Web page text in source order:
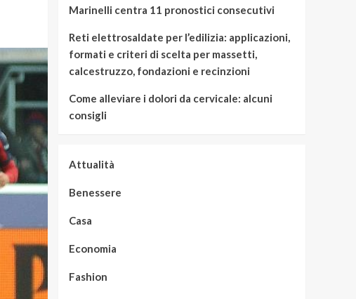
Marinelli centra 11 pronostici consecutivi
Reti elettrosaldate per l’edilizia: applicazioni,
formati e criteri di scelta per massetti,
calcestruzzo, fondazioni e recinzioni
Come alleviare i dolori da cervicale: alcuni
consigli
Attualità
Benessere
Casa
Economia
Fashion